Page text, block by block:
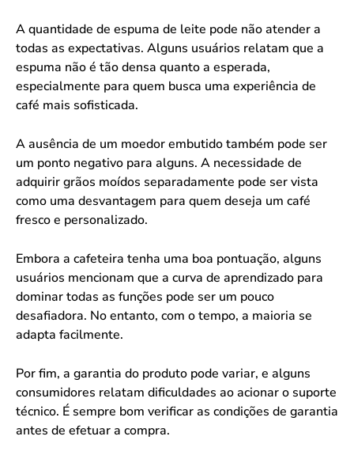
A quantidade de espuma de leite pode não atender a
todas as expectativas. Alguns usuários relatam que a
espuma não é tão densa quanto a esperada,
especialmente para quem busca uma experiência de
café mais sofisticada.
A ausência de um moedor embutido também pode ser
um ponto negativo para alguns. A necessidade de
adquirir grãos moídos separadamente pode ser vista
como uma desvantagem para quem deseja um café
fresco e personalizado.
Embora a cafeteira tenha uma boa pontuação, alguns
usuários mencionam que a curva de aprendizado para
dominar todas as funções pode ser um pouco
desafiadora. No entanto, com o tempo, a maioria se
adapta facilmente.
Por fim, a garantia do produto pode variar, e alguns
consumidores relatam dificuldades ao acionar o suporte
técnico. É sempre bom verificar as condições de garantia
antes de efetuar a compra.